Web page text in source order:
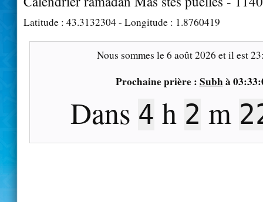
Latitude : 43.3132304- Longitude : 1.8760419
Nous sommes le6 août 2026 et il est
Prochaine prière : Subhà
Dans 4 h 2 m